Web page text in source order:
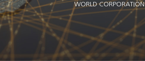
WORLD CORPORATION